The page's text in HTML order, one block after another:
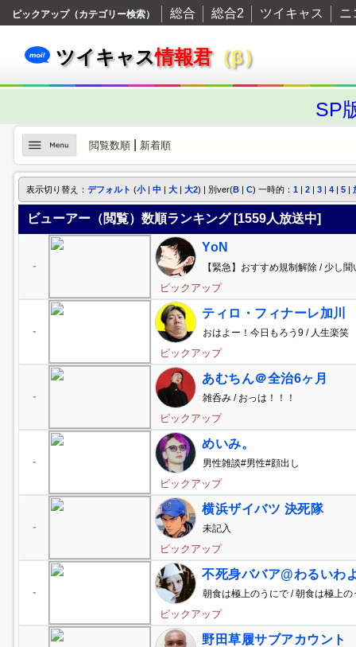
ピックアップ（カテゴリー検索） 総合 総合2 ツイキャス ニ
ツイキャス情報君（β）
SP
閲覧数順| 新着順
表示切り替え： デフォルト (小| 中 | 大 | 大2) | 別ver(B | C) 一時的： 1 | 2 | 3 | 4 | 5 |
ビューアー（閲覧）数順ランキング [1559人放送中]
- 【緊急】おすすめ規制解除 / 少し
ピックアップ
YoN
- おはよー！今日もろう9 / 人生楽笑
ピックアップ
ティロ・フィナーレ加川
- 雑呑み / おっは！！！
ピックアップ
あむちん＠全治6ヶ月
- 男性雑談#男性#顔出し
ピックアップ
めいみ。
- 未記入
ピックアップ
横浜ザイバツ 決死隊
- 朝食は極上のうにで / 朝食は極上の
ピックアップ
不死身ババア@わるいわ
野田草履サブアカウント